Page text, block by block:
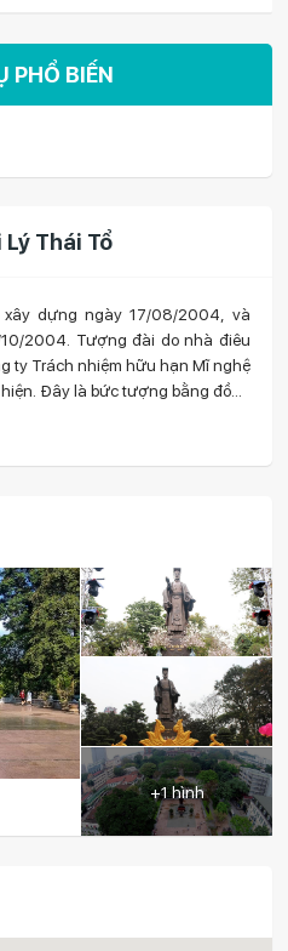
PHỔ BIẾN
Thái Tổ
dựng ngày 17/08/2004, và
2004. Tượng đài do nhà điêu
ty Trách nhiệm hữu hạn Mĩ nghệ
Đây là bức tượng bằng đồng
34 tấn (tượng 14 tấn, bệ 20
ứng với số năm 1010, năm khai
dựng nên mảnh đất ngàn năm
mũ ...
+1 hình